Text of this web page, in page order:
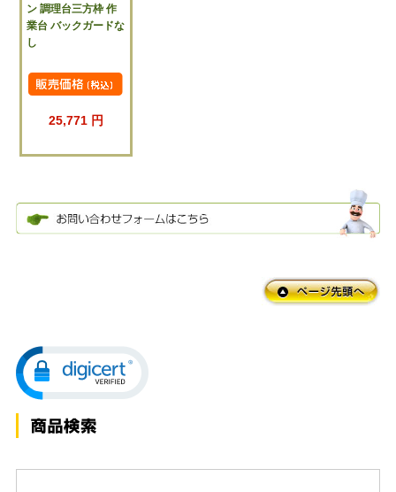
ン 調理台三方枠 作
業台 バックガードな
し
25,771 円